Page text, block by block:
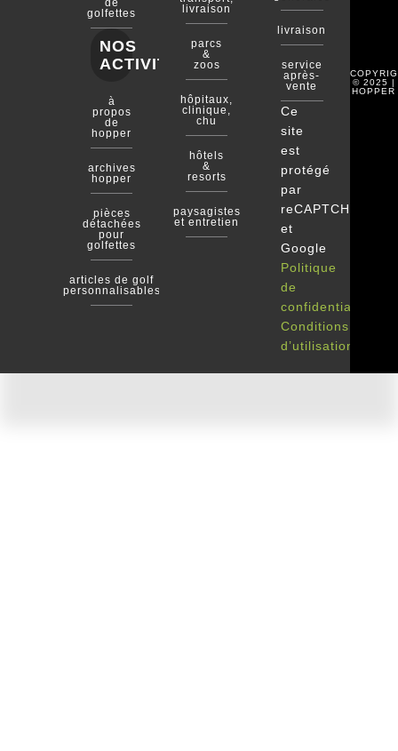
golfettes
NOS
ACTIVITÉS
à
propos
de
hopper
archives
hopper
pièces
détachées
pour
golfettes
articles de golf
personnalisables
livraison
parcs
&
zoos
hôpitaux,
clinique,
chu
hôtels
&
resorts
paysagistes
et entretien
livraison
service
après-
vente
Ce
site
est
protégé
par
reCAPTCHA
et
Google
Politique
de
confidentialité
Conditions
d’utilisation
© 2025 |
HOPPER